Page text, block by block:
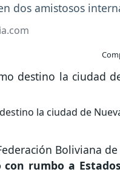
dos amistosos
la ciudad de
Boliviana
rumbo a